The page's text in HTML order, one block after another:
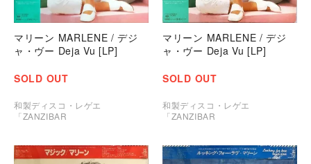
マリーン MARLENE / デジ
ャ・ヴー Deja Vu [LP]
SOLD OUT
和製ディスコ・レゲエ
「ZANZIBAR
マリーン MARLENE / デジ
ャ・ヴー Deja Vu [LP]
SOLD OUT
和製ディスコ・レゲエ
「ZANZIBAR